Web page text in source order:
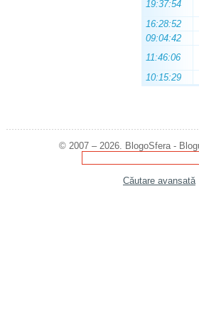
19:37:54
16:28:52
09:04:42
11:46:06
10:15:29
© 2007 – 2026. BlogoSfera -
Căutare avansată